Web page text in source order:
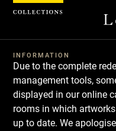
INFORMATION
Due to the complete
management tools,
displayed in our online
rooms in which
up to date. We
Cookies management panel